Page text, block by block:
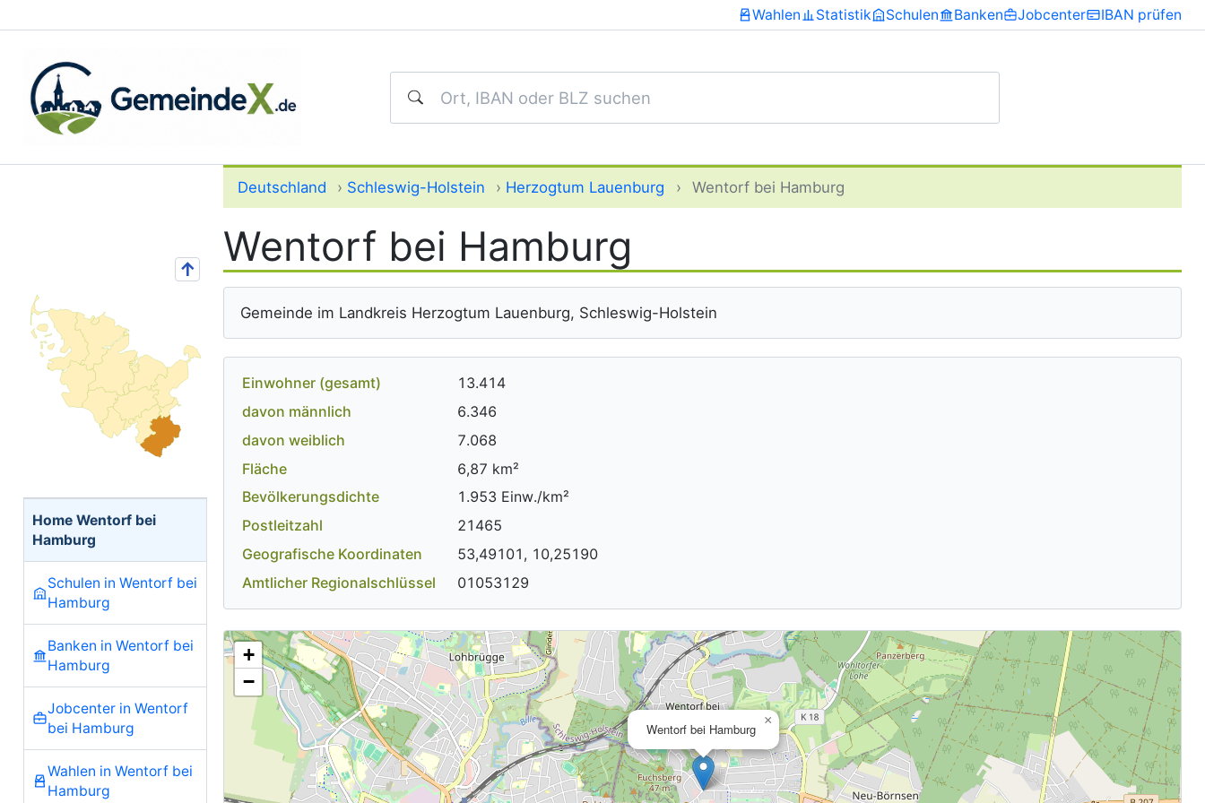
Wahlen Statistik Schulen Banken Jobcenter IBAN prüfen
↑
Home Wentorf bei
Hamburg
Schulen in Wentorf bei
Hamburg
Banken in Wentorf bei
Hamburg
Jobcenter in Wentorf
bei Hamburg
Wahlen in Wentorf bei
Hamburg
Deutschland › Schleswig-Holstein › Herzogtum Lauenburg › Wentorf bei Hamburg
Wentorf bei Hamburg
Gemeinde im Landkreis Herzogtum Lauenburg, Schleswig-Holstein
Einwohner (gesamt)
13.414
davon männlich
6.346
davon weiblich
7.068
Fläche
6,87 km²
Bevölkerungsdichte
1.953 Einw./km²
Postleitzahl
21465
Geografische Koordinaten
53,49101, 10,25190
Amtlicher Regionalschlüssel
01053129
Wentorf bei Hamburg
×
+
−